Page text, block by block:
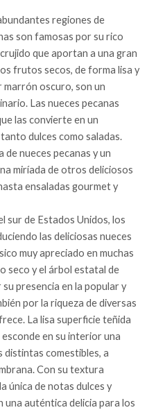
regiones de
son famosas por su rico
que aportan a una gran
frutos secos, de forma lisa y
marrón oscuro, son un
Las nueces pecanas
las convierte en un
dulces como saladas.
de nueces pecanas y un
miríada de otros deliciosos
ensaladas gourmet y
sur de Estados Unidos, los
las deliciosas nueces
muy apreciado en muchas
seco y el árbol estatal de
presencia en la popular y
por la riqueza de diversas
La lisa superficie teñida
esconde en su interior una
distintas comestibles, a
Con su textura
única de notas dulces y
una auténtica delicia para los